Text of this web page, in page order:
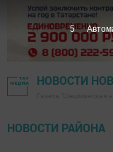
НОВОСТИ
НОВОСТИ РАЙОНА
4